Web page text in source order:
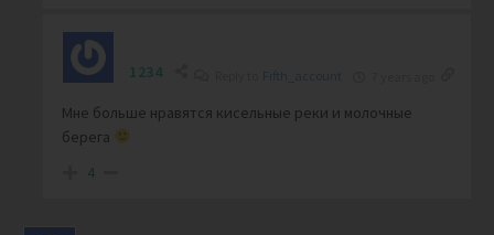
1234 Fifth_account
Мне больше нравятся кисельные реки и молочные
берега
4